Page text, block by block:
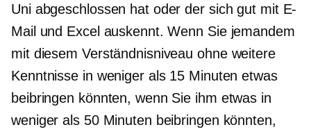
Uni abgeschlossen hat oder der sich gut mit E-
Mail und Excel auskennt. Wenn Sie jemandem
mit diesem Verständnisniveau ohne weitere
Kenntnisse in weniger als 15 Minuten etwas
beibringen könnten, wenn Sie ihm etwas in
weniger als 50 Minuten beibringen könnten,